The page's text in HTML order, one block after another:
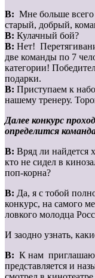
В: Мне больше всего
старый, добрый,
В: Кулачный бой?
В: Нет!
две команды по 7
категории!
подарки.
В: Приступаем к
нашему тренеру.
Далее конкурс
определится
В: Вряд ли найдется
кто не сидел в
поп-корна?
В: Да, я с тобой
конкурс, на самого
ловкого молодца
И заодно узнать,
В: К нам
представляется и